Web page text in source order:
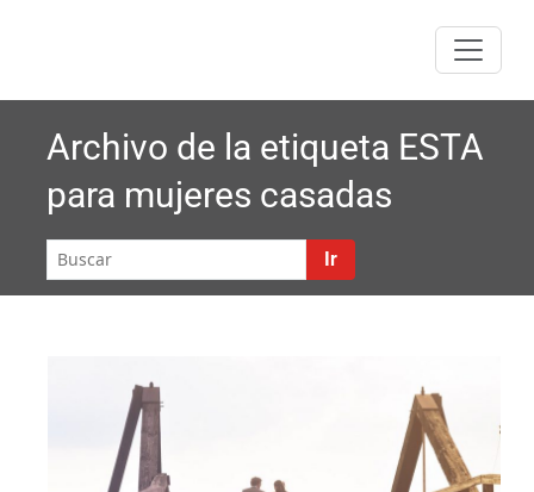
Archivo de la etiqueta ESTA
para mujeres casadas
Ir